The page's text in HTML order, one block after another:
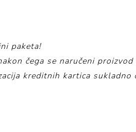
paketa!
čega se naručeni
kreditnih kartica sukladno